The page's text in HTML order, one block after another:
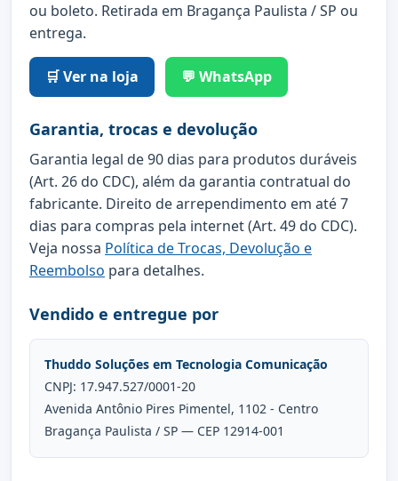
ou boleto. Retirada em Bragança Paulista / SP ou
entrega.
🛒 Ver na loja 💬 WhatsApp
Garantia, trocas e devolução
Garantia legal de 90 dias para produtos duráveis
(Art. 26 do CDC), além da garantia contratual do
fabricante. Direito de arrependimento em até 7
dias para compras pela internet (Art. 49 do CDC).
Veja nossa Política de Trocas, Devolução e
Reembolso para detalhes.
Vendido e entregue por
Thuddo Soluções em Tecnologia Comunicação
CNPJ: 17.947.527/0001-20
Avenida Antônio Pires Pimentel, 1102 - Centro
Bragança Paulista / SP — CEP 12914-001